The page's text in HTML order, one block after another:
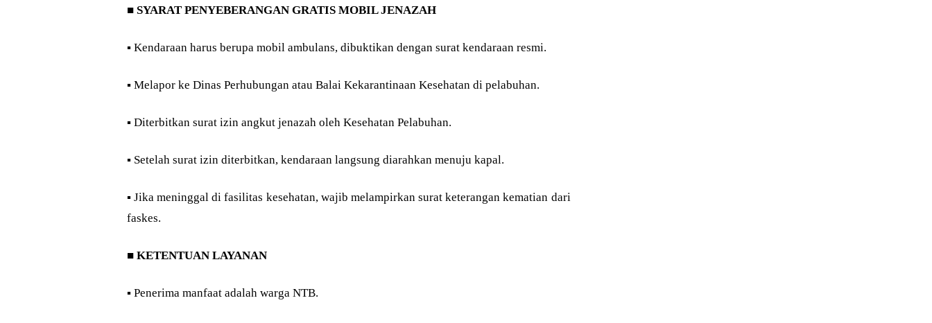
■ SYARAT PENYEBERANGAN GRATIS MOBIL JENAZAH
▪︎ Kendaraan harus berupa mobil ambulans, dibuktikan dengan surat kendaraan resmi.
▪︎ Melapor ke Dinas Perhubungan atau Balai Kekarantinaan Kesehatan di pelabuhan.
▪︎ Diterbitkan surat izin angkut jenazah oleh Kesehatan Pelabuhan.
▪︎ Setelah surat izin diterbitkan, kendaraan langsung diarahkan menuju kapal.
▪︎ Jika meninggal di fasilitas kesehatan, wajib melampirkan surat keterangan kematian dari
faskes.
■ KETENTUAN LAYANAN
▪︎ Penerima manfaat adalah warga NTB.